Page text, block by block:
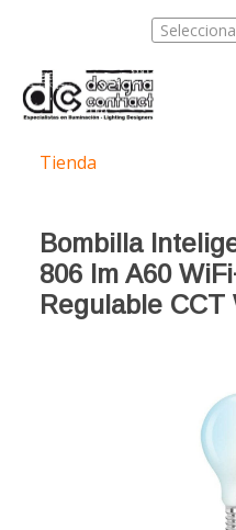
Tienda
Bombilla
806 lm A60
Regulable CCT